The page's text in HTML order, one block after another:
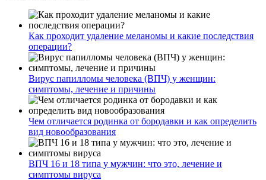
Как проходит удаление меланомы и какие последствия
операции?
Вирус папилломы человека (ВПЧ) у женщин:
симптомы, лечение и причины
Чем отличается родинка от бородавки и как определить
вид новообразования
ВПЧ 16 и 18 типа у мужчин: что это, лечение и
симптомы вируса